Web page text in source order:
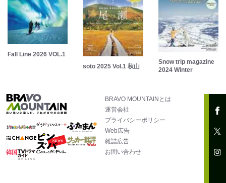
Fall Line 2026 VOL.1
soto 2025 Vol.1 秋山
Snow trip magazine
2024 Winter
BRAVO MOUNTAINとは
運営会社
プライバシーポリシー
Web広告
雑誌広告
お問い合わせ